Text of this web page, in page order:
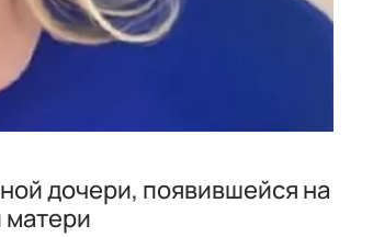
дочери, появившейся на
матери